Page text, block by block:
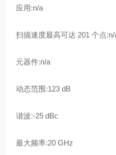
应用:n/a
扫描速度最高可达 201 个点:n/
元器件:n/a
动态范围:123 dB
谐波:-25 dBc
最大频率:20 GHz